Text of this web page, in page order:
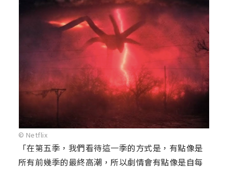
© Netflix
「在第五季，我們看待這一季的方式是，有點像是
所有前幾季的最終高潮，所以劇情會有點像是自每